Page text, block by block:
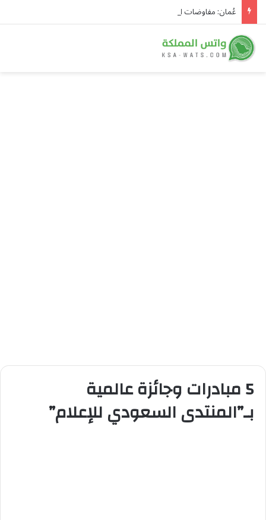
5 مبادرات وجائزة عالمية
بـ”المنتدى السعودي للإعلام”